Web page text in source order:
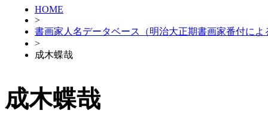
HOME
>
書画家人名データベース（明治大正期書画家番付によ
>
成木蝶哉
成木蝶哉